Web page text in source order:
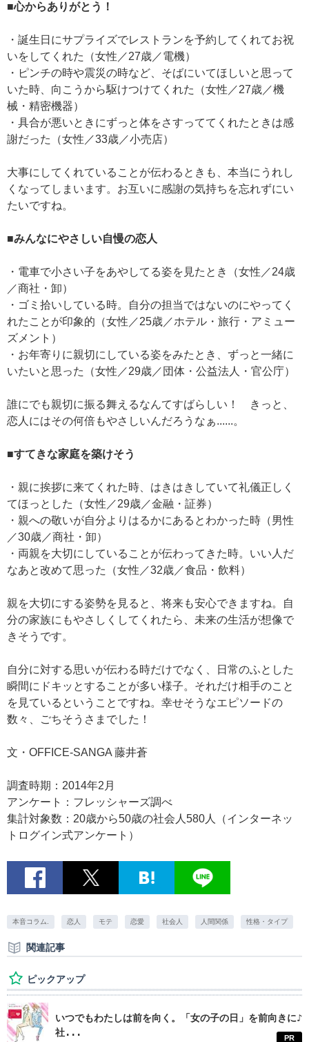
■心からありがとう！
・誕生日にサプライズでレストランを予約してくれてお祝
いをしてくれた（女性／27歳／電機）
・ピンチの時や震災の時など、そばにいてほしいと思って
いた時、向こうから駆けつけてくれた（女性／27歳／機
械・精密機器）
・具合が悪いときにずっと体をさすっててくれたときは感
謝だった（女性／33歳／小売店）
大事にしてくれていることが伝わるときも、本当にうれし
くなってしまいます。お互いに感謝の気持ちを忘れずにい
たいですね。
■みんなにやさしい自慢の恋人
・電車で小さい子をあやしてる姿を見たとき（女性／24歳
／商社・卸）
・ゴミ拾いしている時。自分の担当ではないのにやってく
れたことが印象的（女性／25歳／ホテル・旅行・アミュー
ズメント）
・お年寄りに親切にしている姿をみたとき、ずっと一緒に
いたいと思った（女性／29歳／団体・公益法人・官公庁）
誰にでも親切に振る舞えるなんてすばらしい！ きっと、
恋人にはその何倍もやさしいんだろうなぁ......。
■すてきな家庭を築けそう
・親に挨拶に来てくれた時、はきはきしていて礼儀正しく
てほっとした（女性／29歳／金融・証券）
・親への敬いが自分よりはるかにあるとわかった時（男性
／30歳／商社・卸）
・両親を大切にしていることが伝わってきた時。いい人だ
なあと改めて思った（女性／32歳／食品・飲料）
親を大切にする姿勢を見ると、将来も安心できますね。自
分の家族にもやさしくしてくれたら、未来の生活が想像で
きそうです。
自分に対する思いが伝わる時だけでなく、日常のふとした
瞬間にドキッとすることが多い様子。それだけ相手のこと
を見ているということですね。幸せそうなエピソードの
数々、ごちそうさまでした！
文・OFFICE-SANGA 藤井蒼
調査時期：2014年2月
アンケート：フレッシャーズ調べ
集計対象数：20歳から50歳の社会人580人（インターネッ
トログイン式アンケート）
本音コラム. 恋人 モテ 恋愛 社会人 人間関係 性格・タイプ
関連記事
ピックアップ
いつでもわたしは前を向く。「女の子の日」を前向きに♪
社...
PR